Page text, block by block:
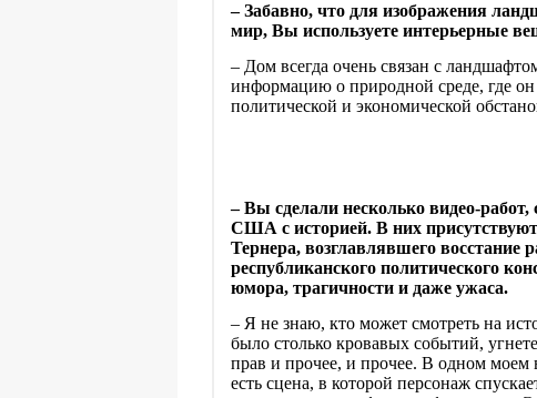
–Забавно, что для изображения
мир, Вы используете интерьерные
– Дом всегда очень связан с
информацию о природной среде, где
политической и экономической
–Вы сделали несколько видео-
США с историей. В них
Тернера, возглавлявшего
республиканского политического
юмора, трагичности и даже ужаса.
– Я не знаю, кто может смотреть на
было столько кровавых событий,
прав и прочее, и прочее. В одном моем
есть сцена, в которой персонаж